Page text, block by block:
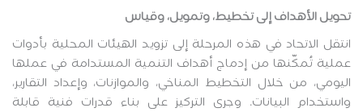
تحويل الأهداف إلى تخطيط، وتمويل، وقياس
انتقل الاتحاد في هذه المرحلة إلى تزويد الهيئات المحلية بأدوات
عملية تُمكّنها من إدماج أهداف التنمية المستدامة في عملها
اليومي، من خلال التخطيط المناخي، والموازنات، وإعداد التقارير،
واستخدام البيانات. وجرى التركيز على بناء قدرات فنية قابلة